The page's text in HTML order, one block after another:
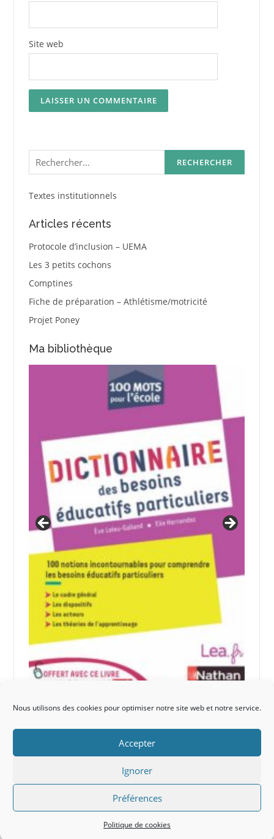
Nous utilisons des cookies pour optimiser notre site web et notre service.
Accepter
Ignorer
Préférences
Politique de cookies
Site web
Rechercher :
Textes institutionnels
Articles récents
Protocole d’inclusion – UEMA
Les 3 petits cochons
Comptines
Fiche de préparation – Athlétisme/motricité
Projet Poney
Ma bibliothèque
Politique de cookies (UE)
Copyright 2026 © Petits écoliers Tous droits réservés.
Thème Codilight parFameThemes